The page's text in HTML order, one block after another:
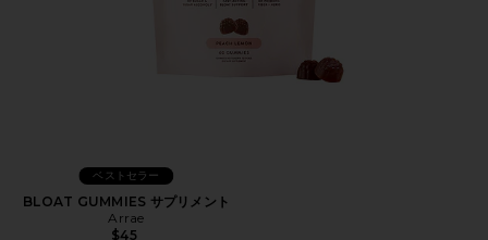
ベストセラー
BLOAT GUMMIES サプリメント
Arrae
$45